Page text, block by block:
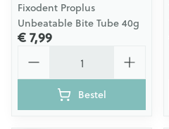
Fixodent Proplus
Unbeatable Bite Tube 40g
€ 7,99
Bestel